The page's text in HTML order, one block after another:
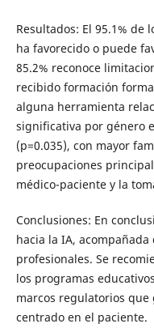
Resultados: El 95.1% de
ha favorecido o puede
85.2% reconoce
recibido formación
alguna herramienta
significativa por género
(p=0.035), con mayor
preocupaciones
médico-paciente y la
Conclusiones: En
hacia la IA,
profesionales. Se
los programas
marcos regulatorios
centrado en el paciente.